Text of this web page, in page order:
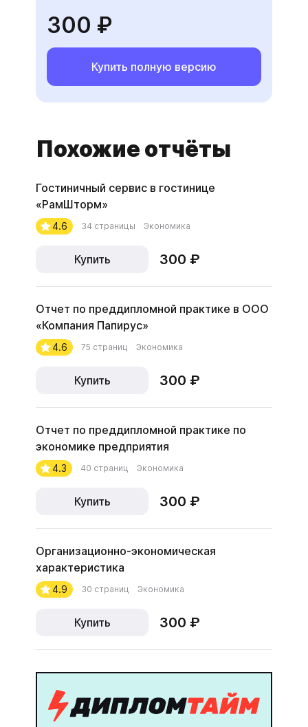
300 ₽
Купить полную версию
Похожие отчёты
Гостиничный сервис в гостинице
«РамШторм»
4.6 34 страницы Экономика
Купить 300 ₽
Отчет по преддипломной практике в ООО
«Компания Папирус»
4.6 75 страниц Экономика
Купить 300 ₽
Отчет по преддипломной практике по
экономике предприятия
4.3 40 страниц Экономика
Купить 300 ₽
Организационно-экономическая
характеристика
4.9 30 страниц Экономика
Купить 300 ₽